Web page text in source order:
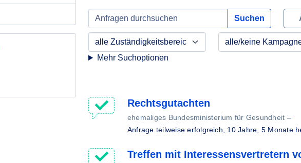
Suchen
Mehr Suchoptionen
Rechtsgutachten
ehemaliges Bundesministerium für Gesundheit –
Anfrage teilweise erfolgreich, 10 Jahre, 5 Monate
Treffen mit Interessensvertretern